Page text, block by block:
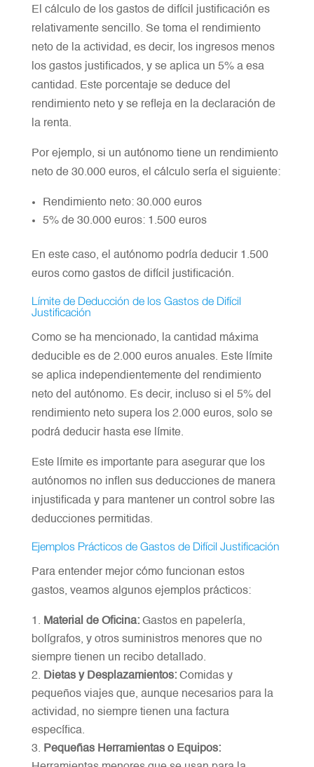
El cálculo de los gastos de difícil justificación es
relativamente sencillo. Se toma el rendimiento
neto de la actividad, es decir, los ingresos menos
los gastos justificados, y se aplica un 5% a esa
cantidad. Este porcentaje se deduce del
rendimiento neto y se refleja en la declaración de
la renta.
Por ejemplo, si un autónomo tiene un rendimiento
neto de 30.000 euros, el cálculo sería el siguiente:
Rendimiento neto: 30.000 euros
5% de 30.000 euros: 1.500 euros
En este caso, el autónomo podría deducir 1.500
euros como gastos de difícil justificación.
Límite de Deducción de los Gastos de Difícil
Justificación
Como se ha mencionado, la cantidad máxima
deducible es de 2.000 euros anuales. Este límite
se aplica independientemente del rendimiento
neto del autónomo. Es decir, incluso si el 5% del
rendimiento neto supera los 2.000 euros, solo se
podrá deducir hasta ese límite.
Este límite es importante para asegurar que los
autónomos no inflen sus deducciones de manera
injustificada y para mantener un control sobre las
deducciones permitidas.
Ejemplos Prácticos de Gastos de Difícil Justificación
Para entender mejor cómo funcionan estos
gastos, veamos algunos ejemplos prácticos:
Material de Oficina:Gastos en papelería,
bolígrafos, y otros suministros menores que no
siempre tienen un recibo detallado.
Dietas y Desplazamientos:Comidas y
pequeños viajes que, aunque necesarios para la
actividad, no siempre tienen una factura
específica.
Pequeñas Herramientas o Equipos: